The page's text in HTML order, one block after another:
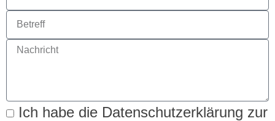
Ich habe die Datenschutzerklärung zur